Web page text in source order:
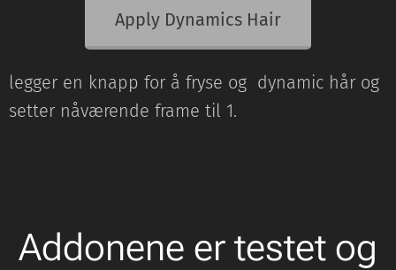
Apply Dynamics Hair
legger en knapp for å fryse og dynamic hår og
setter nåværende frame til 1.
Addonene er testet og